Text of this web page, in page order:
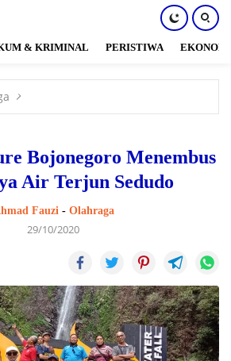
& KRIMINAL PERISTIWA EKONOMI
Bojonegoro Menembus
Air Terjun Sedudo
Fauzi- Olahraga
29/10/2020